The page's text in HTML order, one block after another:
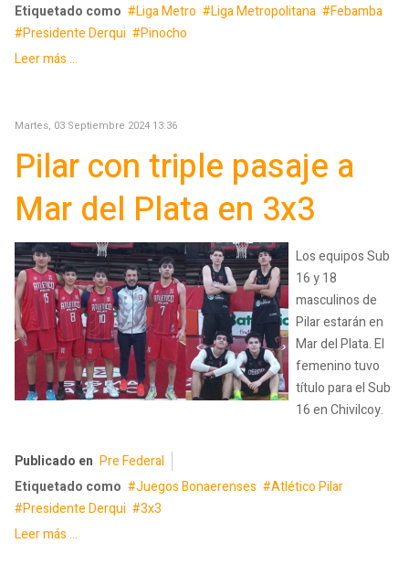
Etiquetado como
Liga Metro Liga Metropolitana
Febamba
Presidente Derqui
Pinocho
Leer más ...
Martes, 03 Septiembre 2024 13:36
Pilar con triple pasaje a
Mar del Plata en 3x3
Los equipos Sub
16 y 18
masculinos de
Pilar estarán en
Mar del Plata. El
femenino tuvo
título para el Sub
16 en Chivilcoy.
Publicado en Pre Federal
Etiquetado como
Juegos Bonaerenses
Atlético Pilar
Presidente Derqui
3x3
Leer más ...